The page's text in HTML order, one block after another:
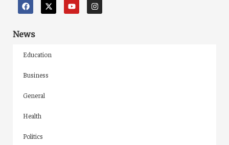
News
Education
Business
General
Health
Politics